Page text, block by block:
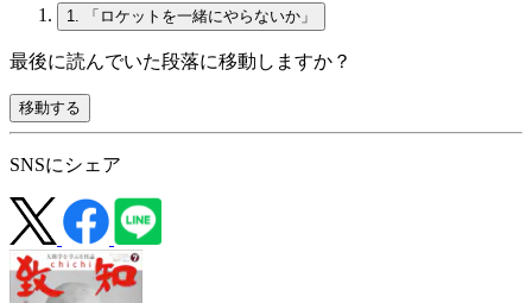
1. 「ロケットを一緒にやらないか」
最後に読んでいた段落に移動しますか？
移動する
SNSにシェア